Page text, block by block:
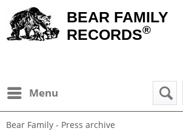
BEAR FAMILY
RECORDS®
Menu
Bear Family - Press archive